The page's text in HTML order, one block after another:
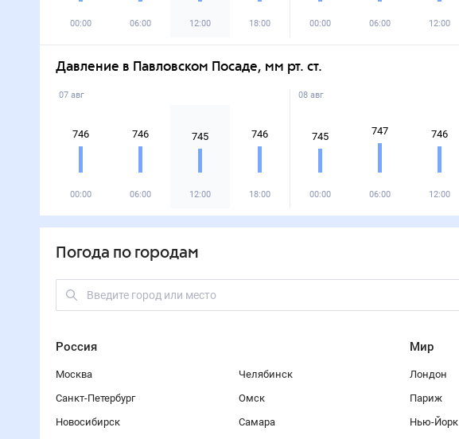
00:00 06:00 12:00 18:00 00:00 06:00 12:00
Давление в Павловском Посаде, мм рт. ст.
07 авг
746
00:00
746
06:00
745
12:00
746
18:00
08 авг
745
00:00
747
06:00
746
12:00
Погода по городам
Россия
Москва
Санкт-Петербург
Новосибирск
Челябинск
Омск
Самара
Мир
Лондон
Париж
Нью-Йорк